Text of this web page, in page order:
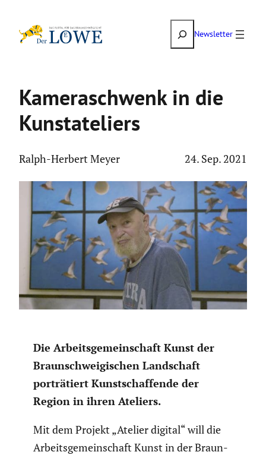
Inhalt
SuchenNewsletter
Kamera­schwenk in die
Kunst­ate­liers
Ralph-Herbert Meyer 24. Sep. 2021
Die Arbeits­ge­mein­schaft Kunst der
Braun­schwei­gi­schen Landschaft
porträ­tiert Kunst­schaf­fende der
Region in ihren Ateliers.
Mit dem Projekt „Atelier digital“ will die
Arbeits­ge­mein­schaft Kunst in der Braun­